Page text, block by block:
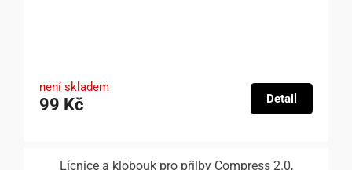
není skladem
99 Kč Detail
Lícnice a klobouk pro přilby Compress 2.0,